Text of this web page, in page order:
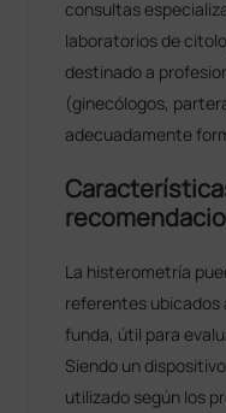
consultas
laboratorios de
destinado a
(ginecólogos,
adecuadamente
La histerometría
referentes ubicados
funda, útil para
Siendo un
utilizado según los